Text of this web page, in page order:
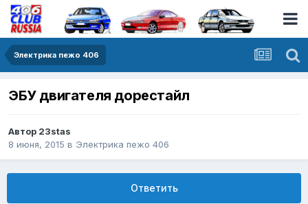
Электрика пежо 406
ЭБУ двигателя дорестайл
Автор 23stas
8 июня, 2015 в Электрика пежо 406
Ответить